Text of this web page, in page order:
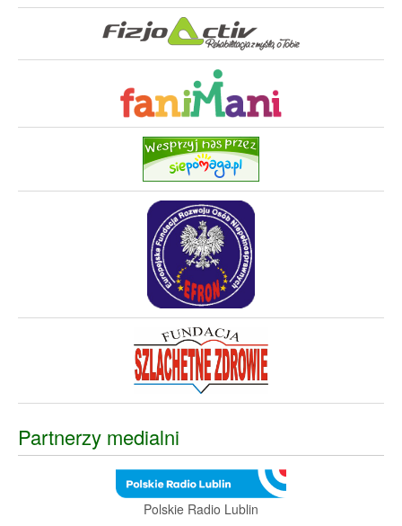
Partnerzy medialni
Polskie Radio Lublin